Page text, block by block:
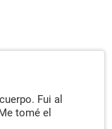
Fui al
tomé el